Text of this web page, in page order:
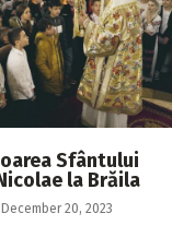
Sfântului
la Brăila
December 20, 2023